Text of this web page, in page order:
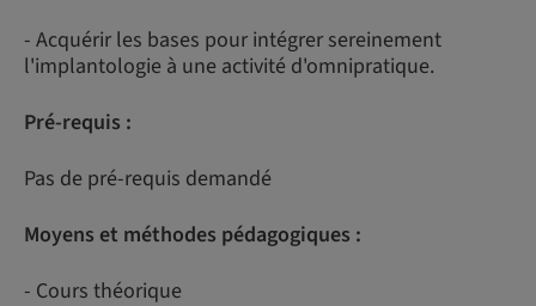
- Acquérir les bases pour intégrer sereinement
l'implantologie à une activité d'omnipratique.
Pré-requis :
Pas de pré-requis demandé
Moyens et méthodes pédagogiques :
- Cours théorique